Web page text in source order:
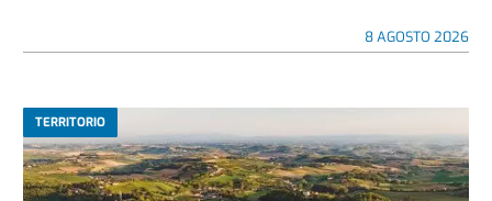
8 AGOSTO 2026
TERRITORIO